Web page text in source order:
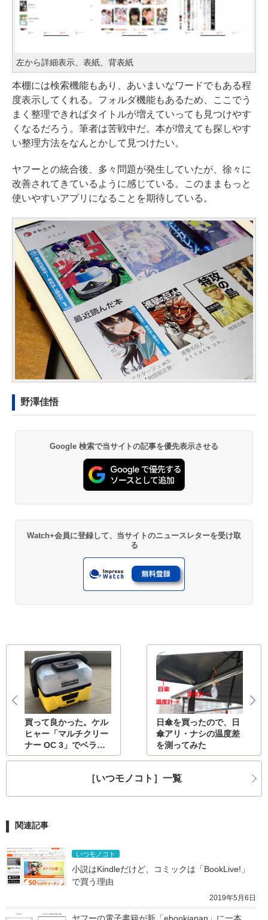
左から詳細表示、表紙、背表紙
本棚には検索機能もあり、あいまいなワードでもある程
度表示してくれる。フォルダ機能もあるため、ここでう
まく整理できればタイトルが増えていっても見つけやす
くなるだろう。筆者は苦戦中だ。本が増えても探しやす
い整理方法をなんとかして見つけたい。
ヤフーとの統合後、多々問題が発生していたが、徐々に
改善されてきているように感じている。このままもっと
使いやすいアプリになることを期待している。
野澤佳悟
Google 検索で当サイトの記事を優先表示させる
Watch+会員に登録して、当サイトのニュースレターを受け取
る
買って良かった。ケル
ヒャー「マルチクリー
ナー OC 3」でベラン
ダ掃除
日傘を買ったので、日
傘アリ・ナシの温度差
を測ってみた
［いつモノコト］一覧
関連記事
いつモノコト
小説はKindleだけど、コミックは「BookLive!」
で買う理由
2019年5月6日